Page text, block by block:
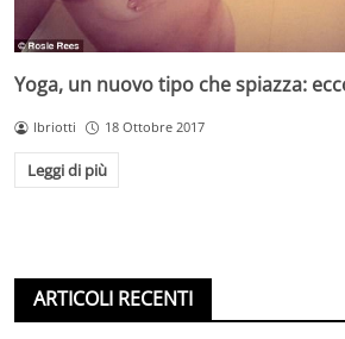
Yoga, un nuovo tipo che spiazza:
lbriotti 18 Ottobre 2017
Leggi di più
ARTICOLI RECENTI